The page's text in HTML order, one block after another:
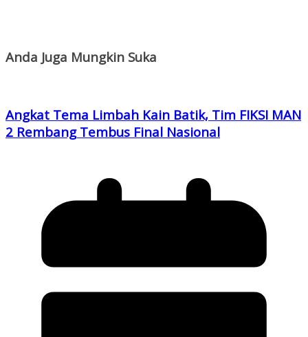
Anda Juga Mungkin Suka
Angkat Tema Limbah Kain Batik, Tim FIKSI MAN
2 Rembang Tembus Final Nasional